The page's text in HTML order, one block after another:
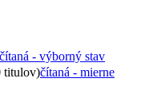
čítaná - výborný stav
titulov)čítaná - mierne